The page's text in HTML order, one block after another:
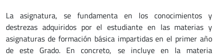
La asignatura, se fundamenta en los conocimientos y
destrezas adquiridos por el estudiante en las materias y
asignaturas de formación básica impartidas en el primer año
de este Grado. En concreto, se incluye en la materia